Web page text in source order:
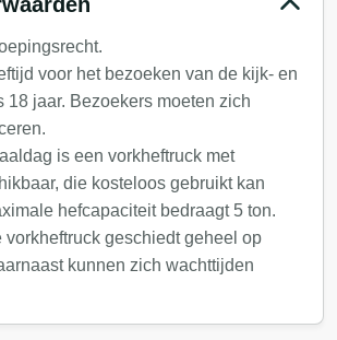
voor het bezoeken van de kijk- en
18 jaar. Bezoekers moeten zich
is een vorkheftruck met
die kosteloos gebruikt kan
hefcapaciteit bedraagt 5 ton.
vorkheftruck geschiedt geheel op
kunnen zich wachttijden